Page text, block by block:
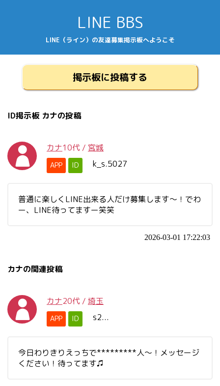
LINE BBS
LINE（ライン）の友達募集掲示板へようこそ
掲示板に投稿する
ID掲示板 カナの投稿
カナ10代 / 宮城
APP ID k_s.5027
普通に楽しくLINE出来る人だけ募集します〜！でわ
ー、LINE待ってますー笑笑
2026-03-01 17:22:03
カナの関連投稿
カナ20代 / 埼玉
APP ID s2...
今日わりきりえっちで*********人〜！メッセージ
ください！待ってます♫